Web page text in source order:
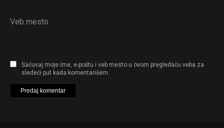
Veb mesto
Sačuvaj moje ime, e-poštu i veb mesto u ovom pregledaču veba za
sledeći put kada komentarišem.